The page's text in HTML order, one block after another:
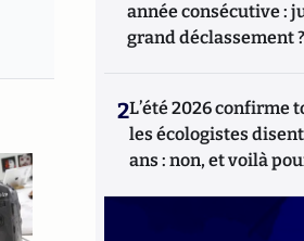
année consécutive :
grand déclassement ?
2L’été 2026 confirme
les écologistes
ans : non, et voilà